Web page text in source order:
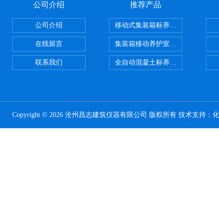
公司介绍
公司介绍
在线留言
联系我们
推荐产品
移动式集装箱标养室 养护室设备
集装箱移动养护室 标养室
全自动混凝土标养室恒温恒湿设备
Copyright © 2026 沧州昌志建筑仪器有限公司 版权所有 技术支持：